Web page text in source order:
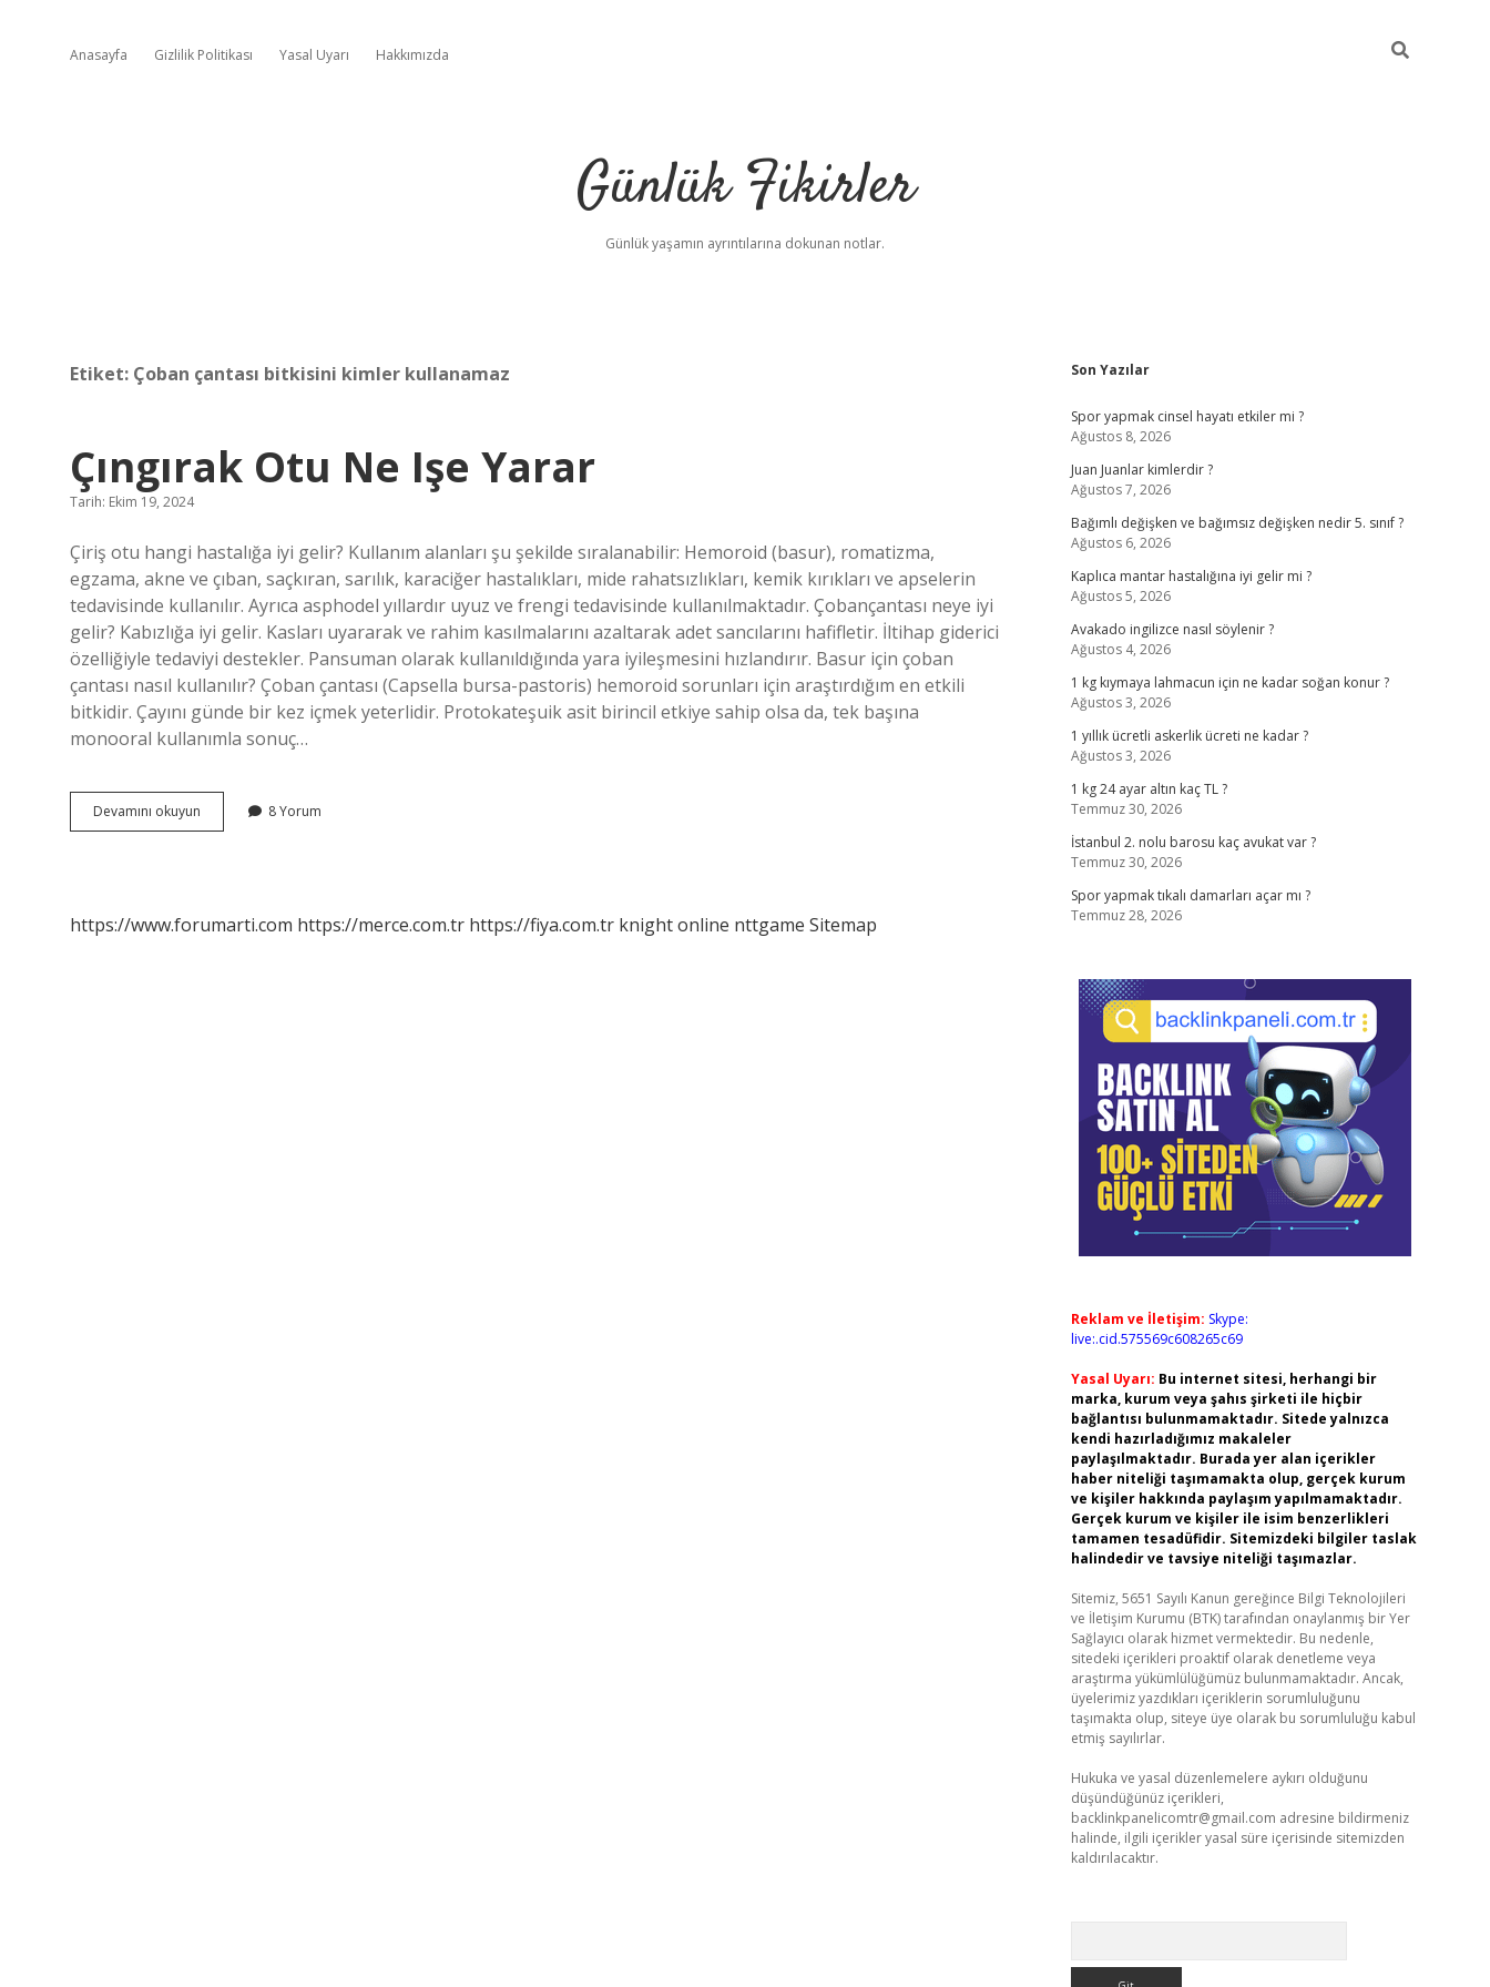
Anasayfa Gizlilik Politikası Yasal Uyarı Hakkımızda
Günlük Fikirler
Günlük yaşamın ayrıntılarına dokunan notlar.
Etiket: Çoban çantası bitkisini kimler kullanamaz
Çıngırak Otu Ne Işe Yarar
Tarih: Ekim 19, 2024
Çiriş otu hangi hastalığa iyi gelir? Kullanım alanları şu şekilde sıralanabilir: Hemoroid (basur), romatizma,
egzama, akne ve çıban, saçkıran, sarılık, karaciğer hastalıkları, mide rahatsızlıkları, kemik kırıkları ve apselerin
tedavisinde kullanılır. Ayrıca asphodel yıllardır uyuz ve frengi tedavisinde kullanılmaktadır. Çobançantası neye iyi
gelir? Kabızlığa iyi gelir. Kasları uyararak ve rahim kasılmalarını azaltarak adet sancılarını hafifletir. İltihap giderici
özelliğiyle tedaviyi destekler. Pansuman olarak kullanıldığında yara iyileşmesini hızlandırır. Basur için çoban
çantası nasıl kullanılır? Çoban çantası (Capsella bursa-pastoris) hemoroid sorunları için araştırdığım en etkili
bitkidir. Çayını günde bir kez içmek yeterlidir. Protokateşuik asit birincil etkiye sahip olsa da, tek başına
monooral kullanımla sonuç…
Devamını okuyun Çıngırak
Otu
8 Yorum
https://www.forumarti.com https://merce.com.tr https://fiya.com.tr knight online nttgame Sitemap
Sidebar
Son Yazılar
Spor yapmak cinsel hayatı etkiler mi ?
Ağustos 8, 2026
Juan Juanlar kimlerdir ?
Ağustos 7, 2026
Bağımlı değişken ve bağımsız değişken nedir 5. sınıf ?
Ağustos 6, 2026
Kaplıca mantar hastalığına iyi gelir mi ?
Ağustos 5, 2026
Avakado ingilizce nasıl söylenir ?
Ağustos 4, 2026
1 kg kıymaya lahmacun için ne kadar soğan konur ?
Ağustos 3, 2026
1 yıllık ücretli askerlik ücreti ne kadar ?
Ağustos 3, 2026
1 kg 24 ayar altın kaç TL ?
Temmuz 30, 2026
İstanbul 2. nolu barosu kaç avukat var ?
Temmuz 30, 2026
Spor yapmak tıkalı damarları açar mı ?
Temmuz 28, 2026
Reklam ve İletişim: Skype:
live:.cid.575569c608265c69
Yasal Uyarı: Bu internet sitesi, herhangi bir
marka, kurum veya şahıs şirketi ile hiçbir
bağlantısı bulunmamaktadır. Sitede yalnızca
kendi hazırladığımız makaleler
paylaşılmaktadır. Burada yer alan içerikler
haber niteliği taşımamakta olup, gerçek kurum
ve kişiler hakkında paylaşım yapılmamaktadır.
Gerçek kurum ve kişiler ile isim benzerlikleri
tamamen tesadüfidir. Sitemizdeki bilgiler taslak
halindedir ve tavsiye niteliği taşımazlar.
Sitemiz, 5651 Sayılı Kanun gereğince Bilgi Teknolojileri
ve İletişim Kurumu (BTK) tarafından onaylanmış bir Yer
Sağlayıcı olarak hizmet vermektedir. Bu nedenle,
sitedeki içerikleri proaktif olarak denetleme veya
araştırma yükümlülüğümüz bulunmamaktadır. Ancak,
üyelerimiz yazdıkları içeriklerin sorumluluğunu
taşımakta olup, siteye üye olarak bu sorumluluğu kabul
etmiş sayılırlar.
Hukuka ve yasal düzenlemelere aykırı olduğunu
düşündüğünüz içerikleri,
backlinkpanelicomtr@gmail.com adresine bildirmeniz
halinde, ilgili içerikler yasal süre içerisinde sitemizden
kaldırılacaktır.